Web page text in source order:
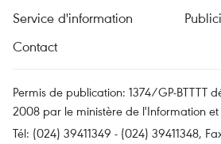
Service d'information
Contact
Permis de publication: 1374/GP-BTTTT
2008 par le ministère de l'Information
Tél: (024) 39411349 - (024) 39411348,